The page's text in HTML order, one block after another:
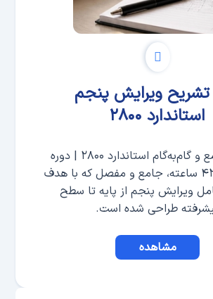
تشریح ویرایش پنجم
استاندارد ۲۸۰۰
آموزش جامع و گام‌به‌گام استاندارد ۲۸۰۰ | دوره
ای آنلاین و ۴۲ ساعته، جامع و مفصل که با هدف
ویرایش پنجم از پایه تا سطح
طراحی شده است.
مشاهده